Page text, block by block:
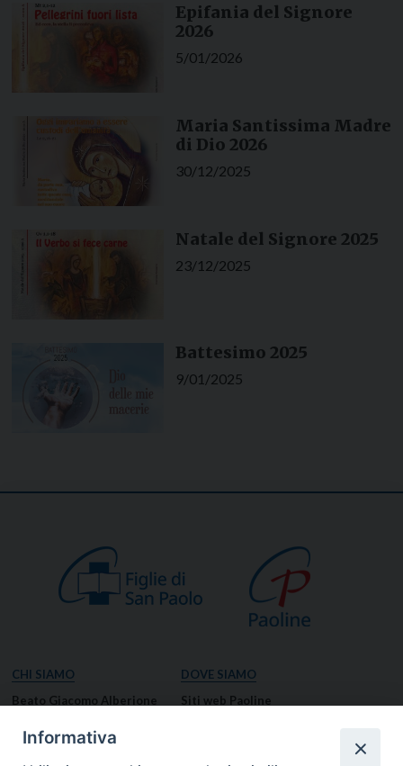
Epifania del Signore
2026
5/01/2026
Maria Santissima Madre
di Dio 2026
30/12/2025
Natale del Signore 2025
23/12/2025
Battesimo 2025
9/01/2025
CHI SIAMO
Beato Giacomo Alberione
Venerabile Tecla Merlo
DOVE SIAMO
Siti web Paoline
Informativa